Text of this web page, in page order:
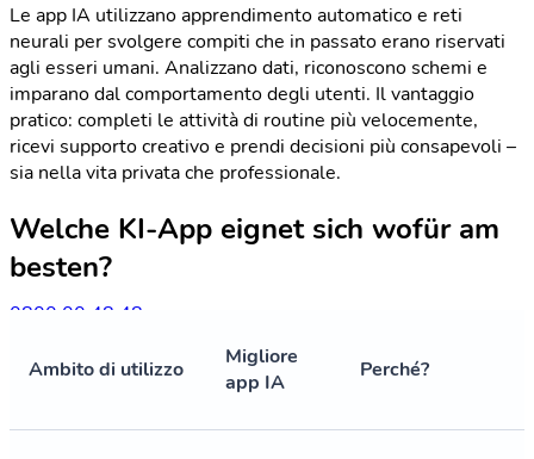
0800 00 48 48
La lingua corrente è italiano. Se vuoi cambiarla, scegline
IT
Le app IA utilizzano apprendimento automatico e reti
neurali per svolgere compiti che in passato erano riservati
agli esseri umani. Analizzano dati, riconoscono schemi e
imparano dal comportamento degli utenti. Il vantaggio
pratico: completi le attività di routine più velocemente,
ricevi supporto creativo e prendi decisioni più consapevoli –
sia nella vita privata che professionale.
Welche KI-App eignet sich wofür am
besten?
Ambito di utilizzo
Migliore
app IA
Perché?